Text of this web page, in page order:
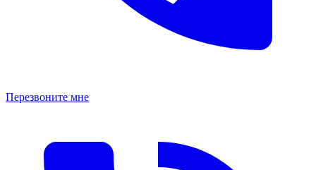
Перезвоните мне